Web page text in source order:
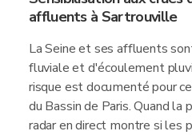
affluents à Sartrouville
La Seine et ses affluents
fluviale et d'écoulement
risque est documenté pour
du Bassin de Paris. Quand
radar en direct montre si les